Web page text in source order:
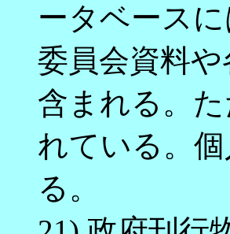
ータベース
委員会資料
含まれる。
れている。
る。